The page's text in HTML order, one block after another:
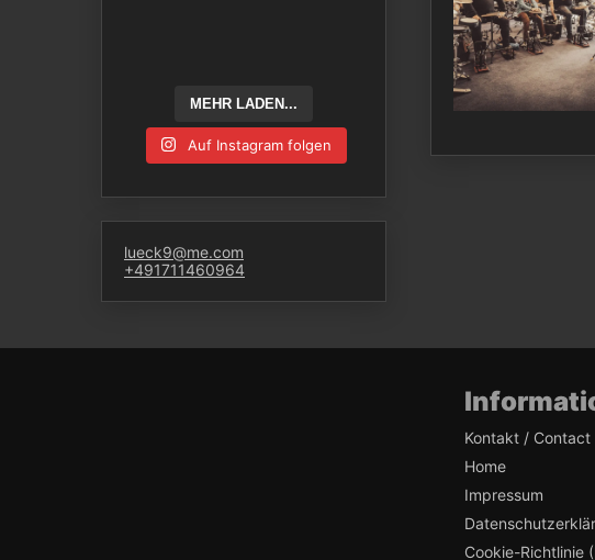
MEHR LADEN...
Auf Instagram folgen
lueck9@me.com
+491711460964
Kontakt / Contact
Home
Impressum
Cookie-Richtlinie